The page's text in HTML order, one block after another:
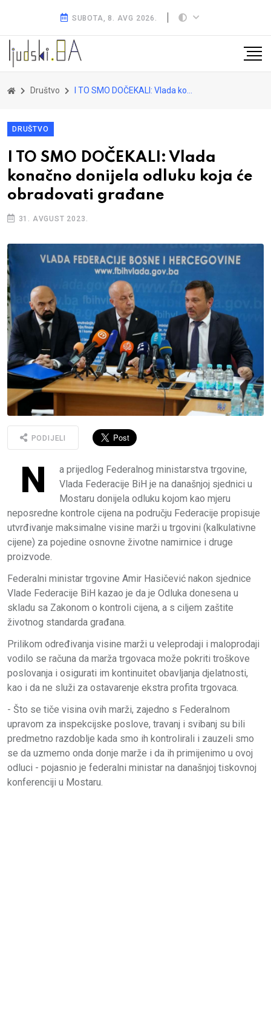
SUBOTA, 8. AVG 2026.
Društvo I TO SMO DOČEKALI: Vlada konačno donijela odluku koja će obradovati građane
DRUŠTVO
I TO SMO DOČEKALI: Vlada
konačno donijela odluku koja će
obradovati građane
31. AVGUST 2023.
PODIJELI
N
a prijedlog Federalnog ministarstva trgovine,
Vlada Federacije BiH je na današnjoj sjednici u
Mostaru donijela odluku kojom kao mjeru
neposredne kontrole cijena na području Federacije propisuje
utvrđivanje maksimalne visine marži u trgovini (kalkulativne
cijene) za pojedine osnovne životne namirnice i druge
proizvode.
Federalni ministar trgovine Amir Hasičević nakon sjednice
Vlade Federacije BiH kazao je da je Odluka donesena u
skladu sa Zakonom o kontroli cijena, a s ciljem zaštite
životnog standarda građana.
Prilikom određivanja visine marži u veleprodaji i maloprodaji
vodilo se računa da marža trgovaca može pokriti troškove
poslovanja i osigurati im kontinuitet obavljanja djelatnosti,
kao i da ne služi za ostavarenje ekstra profita trgovaca.
- Što se tiče visina ovih marži, zajedno s Federalnom
upravom za inspekcijske poslove, travanj i svibanj su bili
predmetno razdoblje kada smo ih kontrolirali i zauzeli smo
se da uzmemo onda donje marže i da ih primijenimo u ovoj
odluci - pojasnio je federalni ministar na današnjoj tiskovnoj
konferenciji u Mostaru.